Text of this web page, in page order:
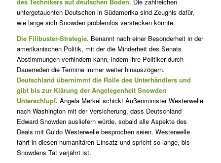
untergetauchten Deutschen in Südamerika sind Zeugnis dafür,
wie lange sich Snowden problemlos verstecken könnte.
Die Filibuster-Strategie. Benannt nach einer Besonderheit in der
amerikanischen Politik, mit der die Minderheit des Senats
Abstimmungen verhindern kann, indem ihre Politiker durch
Dauerreden die Termine immer weiter hinauszögern.
Deutschland übernimmt die Rolle des Unterhändlers und
gibt bis zur Klärung der Angelegenheit Snowden
Unterschlupf. Angela Merkel schickt Außenminister Westerwelle
nach Washington mit der Versicherung, dass Deutschland
Edward Snowden ausliefern würde, sobald alle Aspekte des
Deals mit Guido Westerwelle besprochen seien. Westerwelle
fährt in diesen humanitären Einsatz und spricht so lange, bis
Snowdens Tat verjährt ist.